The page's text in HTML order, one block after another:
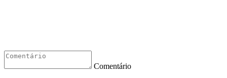
Comentário